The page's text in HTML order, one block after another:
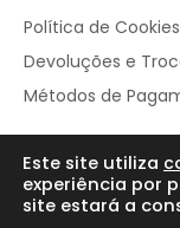
Política de Cookies
Devoluções e
Métodos de
© Repleto de
Este site utiliza
experiência por
site estará a